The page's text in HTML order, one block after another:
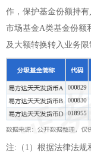
作，保护基金份额持
市场基金A类基金份额
及大额转换转入业务
注:（1）根据法律法规